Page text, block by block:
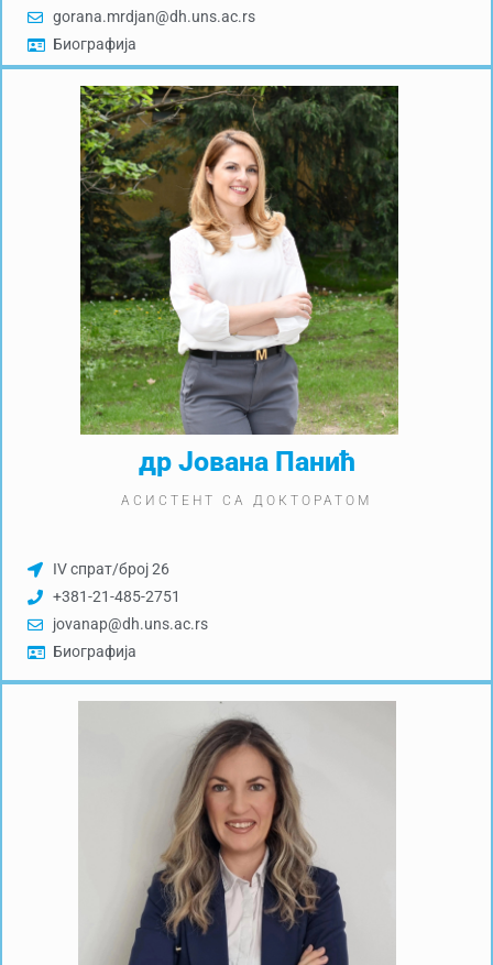
gorana.mrdjan@dh.uns.ac.rs
Биографија
др Јована Панић
АСИСТЕНТ СА ДОКТОРАТОМ
IV спрат/број 26
+381-21-485-2751
jovanap@dh.uns.ac.rs
Биографија